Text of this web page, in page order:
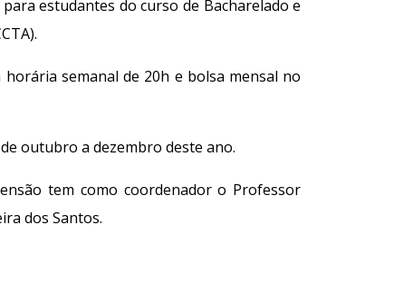
estudantes do curso de Bacharelado e
semanal de 20h e bolsa mensal no
outubro a dezembro deste ano.
tem como coordenador o Professor
dos Santos.